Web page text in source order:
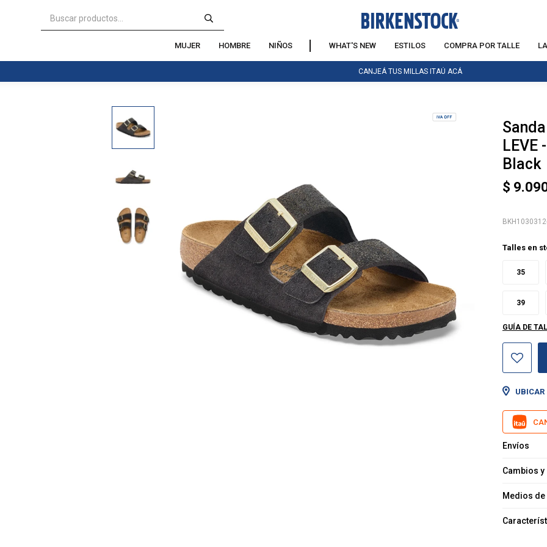
MUJER HOMBRE NIÑOS WHAT'S NEW ESTILOS COMPRA POR TALLE
CANJEÁ TUS MILLAS ITAÚ ACÁ
LEVE
Black
$
Talles en
35
39
GUÍA DE
UBICAR
Envíos
Cambios
Medios